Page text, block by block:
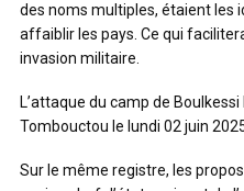
des noms multiples, étaient les
affaiblir les pays. Ce qui
invasion militaire.
L’attaque du camp de
Tombouctou le lundi 02 juin
Sur le même registre, les